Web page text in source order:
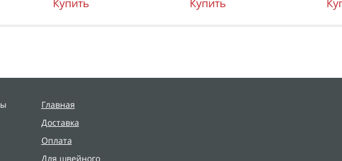
Купить Купить
Главная
Доставка
Оплата
Для швейного